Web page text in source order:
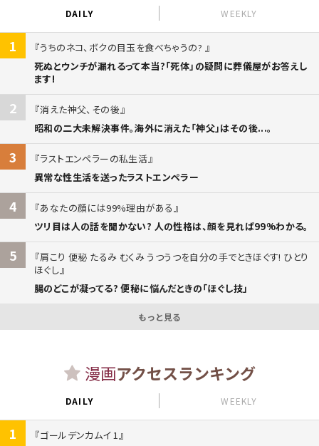
DAILY WEEKLY
1
うちのネコ、ボクの目玉を食べちゃうの?
死ぬとウンチが漏れるって本当?「死体」の疑問に葬儀屋がお答えし
ます!
2
消えた神父、その後
昭和の二大未解決事件。海外に消えた「神父」はその後...。
3
ラストエンペラーの私生活
異常な性生活を送ったラストエンペラー
4
あなたの顔には99%理由がある
ツリ目は人の話を聞かない? 人の性格は、顔を見れば99%わかる。
5
肩こり 便秘 たるみ むくみ うつうつを自分の手でときほぐす! ひとり
ほぐし
腸のどこが凝ってる? 便秘に悩んだときの「ほぐし技」
もっと見る
漫画アクセスランキング
DAILY WEEKLY
1
ゴールデンカムイ 1